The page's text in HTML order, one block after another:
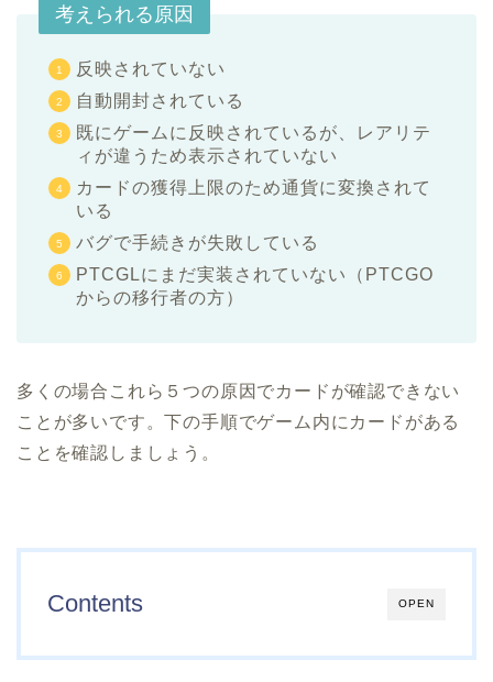
考えられる原因
反映されていない
自動開封されている
既にゲームに反映されているが、レアリテ
ィが違うため表示されていない
カードの獲得上限のため通貨に変換されて
いる
バグで手続きが失敗している
PTCGLにまだ実装されていない（PTCGO
からの移行者の方）
多くの場合これら５つの原因でカードが確認できない
ことが多いです。下の手順でゲーム内にカードがある
ことを確認しましょう。
OPEN
Contents